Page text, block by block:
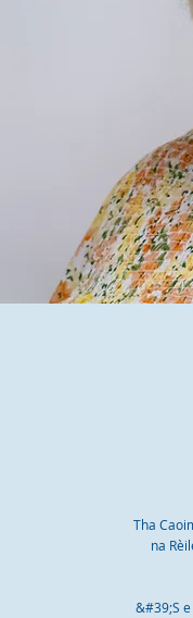
Tha
na
&#39;S